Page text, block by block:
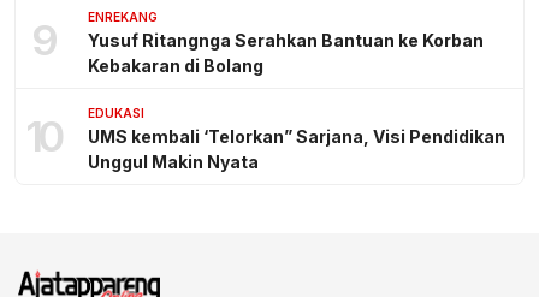
9 ENREKANG
Yusuf Ritangnga Serahkan Bantuan ke Korban
Kebakaran di Bolang
10 EDUKASI
UMS kembali ‘Telorkan” Sarjana, Visi Pendidikan
Unggul Makin Nyata